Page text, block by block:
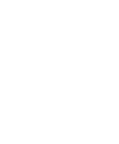
Dejen todo por
Ya en el lugar el grupo de